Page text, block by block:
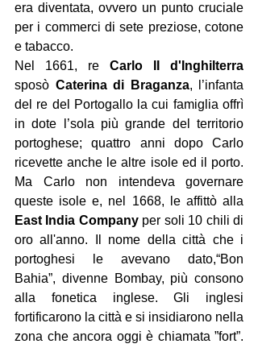
era diventata, ovvero un punto cruciale
per i commerci di sete preziose, cotone
e tabacco.
Nel 1661, re Carlo II d'Inghilterra
sposò Caterina di Braganza, l’infanta
del re del Portogallo la cui famiglia offrì
in dote l’sola più grande del territorio
portoghese; quattro anni dopo Carlo
ricevette anche le altre isole ed il porto.
Ma Carlo non intendeva governare
East India Company per soli 10 chili di
oro all'anno. Il nome della città che i
portoghesi le avevano dato,“Bon
Bahia”, divenne Bombay, più consono
alla fonetica inglese. Gli inglesi
fortificarono la città e si insidiarono nella
zona che ancora oggi è chiamata ”fort”.